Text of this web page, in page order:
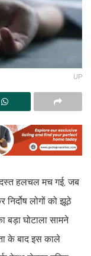
UP
हलचल मच गई, जब
निर्दोष लोगों को झूठे
बड़ा घोटाला सामने
के बाद इस काले